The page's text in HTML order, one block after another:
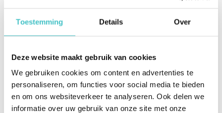
Toestemming Details Over
Deze website maakt gebruik van cookies
We gebruiken cookies om content en advertenties te
personaliseren, om functies voor social media te bieden
en om ons websiteverkeer te analyseren. Ook delen we
informatie over uw gebruik van onze site met onze
garanderen dat alle externe bedrijfsdata over je
zakelijke relaties 24/7 volledig, nauwkeurig, actueel
en wereldwijd consistent is. En dat jouw bedrijf dus
groeikansen ontdekt, risico’s vermijdt en kosten
bespaart